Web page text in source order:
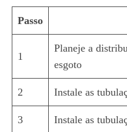
Passo
1
Planeje a
esgoto
2 Instale as
3 Instale as